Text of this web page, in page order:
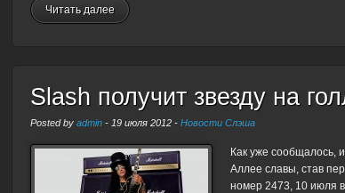
Читать далее
Slash получит звезду на
Posted byadmin - 19 июля 2012 -Новости Слэша
Как уже сообщалось,
Аллее славы, став
номер 2473, 10 июля